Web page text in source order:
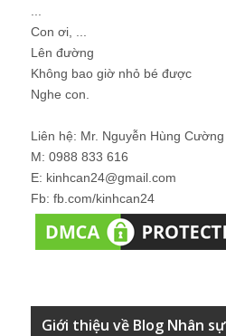
Con ơi, ...
Lên đường
Không bao giờ nhỏ bé được
Nghe con.
Liên hệ: Mr. Nguyễn Hùng Cường
M: 0988 833 616
E: kinhcan24@gmail.com
Fb: fb.com/kinhcan24
Giới thiệu về Blog Nhân sự